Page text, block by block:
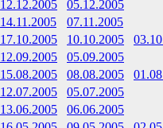
12.12.2005
05.12.2005
14.11.2005
07.11.2005
17.10.2005 10.10.2005
12.09.2005
05.09.2005
15.08.2005 08.08.2005
12.07.2005
05.07.2005
13.06.2005
06.06.2005